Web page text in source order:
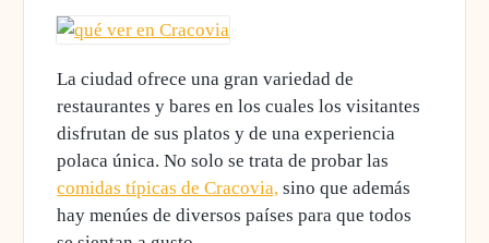
La ciudad ofrece una gran variedad de
restaurantes y bares en los cuales los visitantes
disfrutan de sus platos y de una experiencia
polaca única. No solo se trata de probar las
comidas típicas de Cracovia, sino que además
hay menúes de diversos países para que todos